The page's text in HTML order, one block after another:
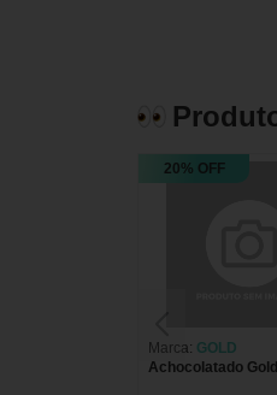
20% OFF
Marca: GOLD
Achocolatado